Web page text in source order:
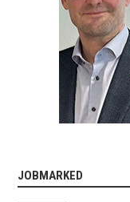
JOBMARKED